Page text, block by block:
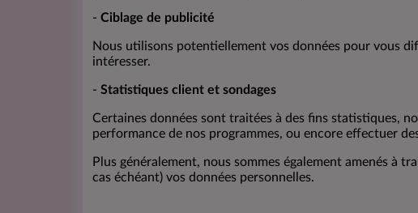
- Ciblage de publicité
Nous utilisons potentiellement vos données pour vous
intéresser.
- Statistiques client et sondages
Certaines données sont traitées à des fins statistiques,
performance de nos programmes, ou encore effectuer
Plus généralement, nous sommes également amenés à
cas échéant) vos données personnelles.